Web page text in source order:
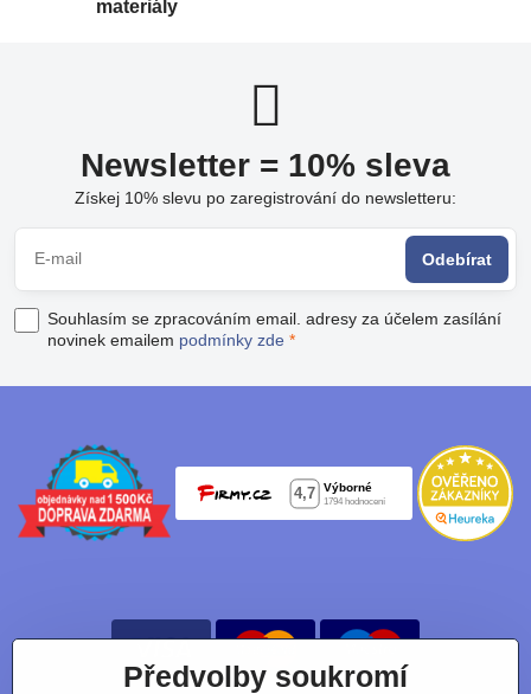
materiály
Newsletter = 10% sleva
Získej 10% slevu po zaregistrování do newsletteru:
Odebírat
Souhlasím se zpracováním email. adresy za účelem zasílání
novinek emailem podmínky zde *
Předvolby soukromí